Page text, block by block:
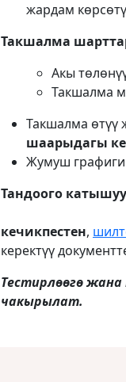
жардам
Такшалма
Акы
Такшалма
Такшалма өтүү
шаарыдагы
Жумуш
2023-жыл
кечикпестен,
керектүү
Тестирлөөгө
чакырылат.